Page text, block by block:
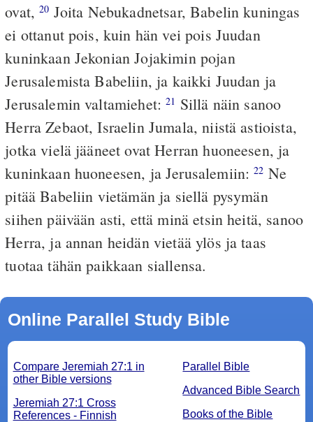
ovat,20 Joita Nebukadnetsar, Babelin kuningas
ei ottanut pois, kuin hän vei pois Juudan
kuninkaan Jekonian Jojakimin pojan
Jerusalemista Babeliin, ja kaikki Juudan ja
Jerusalemin valtamiehet:21 Sillä näin sanoo
Herra Zebaot, Israelin Jumala, niistä astioista,
jotka vielä jääneet ovat Herran huoneesen, ja
kuninkaan huoneesen, ja Jerusalemiin:22 Ne
pitää Babeliin vietämän ja siellä pysymän
siihen päivään asti, että minä etsin heitä, sanoo
Herra, ja annan heidän vietää ylös ja taas
tuotaa tähän paikkaan siallensa.
Online Parallel Study Bible
Parallel Bible
Advanced Bible Search
Books of the Bible
Compare Jeremiah 27:1 in
other Bible versions
Jeremiah 27:1 Cross
References - Finnish